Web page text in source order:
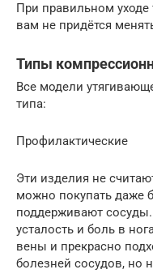
При правильном уходе
вам не придётся
Типы
Все модели
типа:
Профилактические
Эти изделия не
можно покупать даже
поддерживают
усталость и боль в
вены и прекрасно
болезней сосудов, но